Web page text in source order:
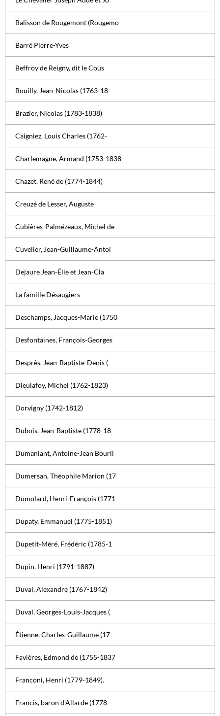
Balisson de Rougemont (Rougemo
Barré Pierre-Yves
Beffroy de Reigny, dit le Cous
Bouilly, Jean-Nicolas (1763-18
Brazier, Nicolas (1783-1838)
Caigniez, Louis Charles (1762-
Charlemagne, Armand (1753-1838
Chazet, René de (1774-1844)
Creuzé de Lesser, Auguste
Cubières-Palmézeaux, Michel de
Cuvelier, Jean-Guillaume-Antoi
Dejaure Jean-Élie et Jean-Cla
La famille Désaugiers
Deschamps, Jacques-Marie (1750
Desfontaines, François-Georges
Desprès, Jean-Baptiste-Denis (
Dieulafoy, Michel (1762-1823)
Dorvigny (1742-1812)
Dubois, Jean-Baptiste (1778-18
Dumaniant, Antoine-Jean Bourli
Dumersan, Théophile Marion (17
Dumolard, Henri-François (1771
Dupaty, Emmanuel (1775-1851)
Dupetit-Méré, Frédéric (1785-1
Dupin, Henri (1791-1887)
Duval, Alexandre (1767-1842)
Duval, Georges-Louis-Jacques (
Étienne, Charles-Guillaume (17
Favières, Edmond de (1755-1837
Franconi, Henri (1779-1849).
Francis, baron d'Allarde (1778